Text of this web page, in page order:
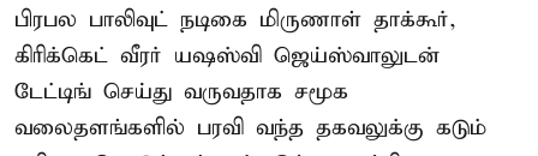
பிரபல பாலிவுட் நடிகை மிருணாள் தாக்கூர்,
கிரிக்கெட் வீரர் யஷஸ்வி ஜெய்ஸ்வாலுடன்
டேட்டிங் செய்து வருவதாக சமூக
வலைதளங்களில் பரவி வந்த தகவலுக்கு கடும்